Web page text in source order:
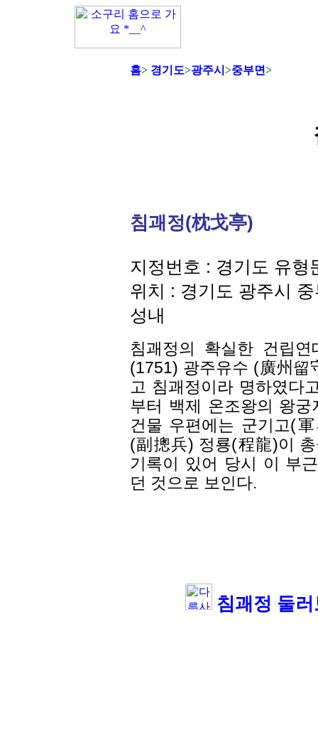
홈> 경기도>광주시 >중부면>
침괘정(枕戈亭)
지정번호 : 경기도 유형
위치 : 경기도 광주시
성내
침괘정의 확실한 건립
(1751) 광주유수 (廣州
고 침괘정이라 명하였다
부터 백제 온조왕의 왕
건물 우편에는 군기고(
(副摠兵) 정룡(程龍)이
기록이 있어 당시 이 부
던 것으로 보인다.
침괘정 둘